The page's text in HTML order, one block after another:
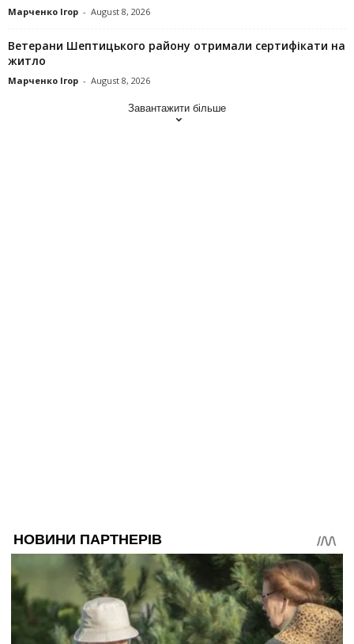
Марченко Ігор - August 8, 2026
Ветерани Шептицького району отримали сертифікати на
житло
Марченко Ігор - August 8, 2026
Завантажити більше